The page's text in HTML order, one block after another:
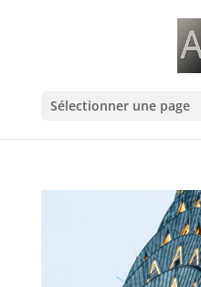
Sélectionner une page